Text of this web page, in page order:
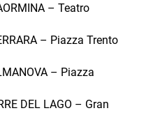
– Teatro
– Piazza Trento
– Piazza
DEL LAGO – Gran